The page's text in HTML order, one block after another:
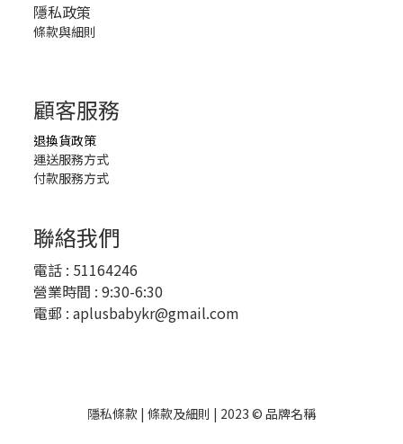
隱私政策
條款與細則
顧客服務
退換貨政策
運送服務方式
付款服務方式
聯絡我們
電話 : 51164246
營業時間 : 9:30-6:30
電郵 : aplusbabykr@gmail.com
隱私條款 | 條款及細則 | 2023 © 品牌名稱